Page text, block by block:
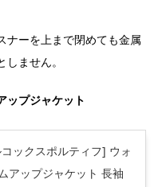
ナーを上まで閉めても金属
ません。
ップジャケット
ックスポルティフ] ウォ
アップジャケット 長袖